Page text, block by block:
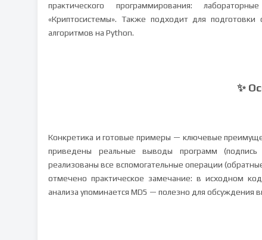
практического программирования:
«Криптосистемы». Также подходит для
алгоритмов на Python.
✨
Конкретика и готовые примеры — ключевые
приведены реальные выводы программ
реализованы все вспомогательные операции
отмечено практическое замечание: в исходном
анализа упоминается MD5 — полезно для